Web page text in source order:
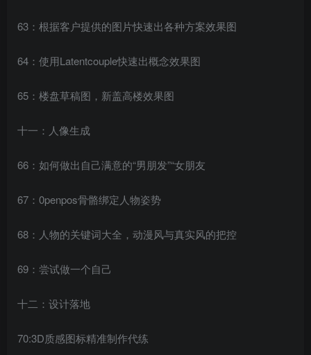
63：根据客户提供的图片快速出各种方案效果图
64：使用Latentcouple快速出概念效果图
65：楼盘草稿图，新盖高楼效果图
十一：人像生成
66：如何做出自己满意的“男朋发”“女朋友
67：0penpos骨骼绑定人物姿势
68：人物的关键词大全，动漫风与真实风的把控
69：尝试做一个自己
十二：设计落地
70:3D质感图标精准制作代练